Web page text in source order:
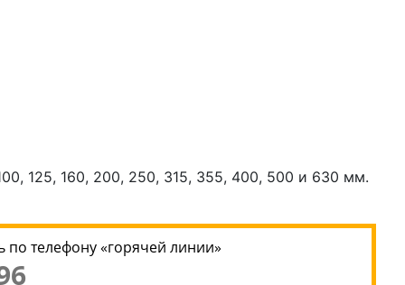
125, 160, 200, 250, 315, 355, 400, 500 и 630 мм.
телефону «горячей линии»